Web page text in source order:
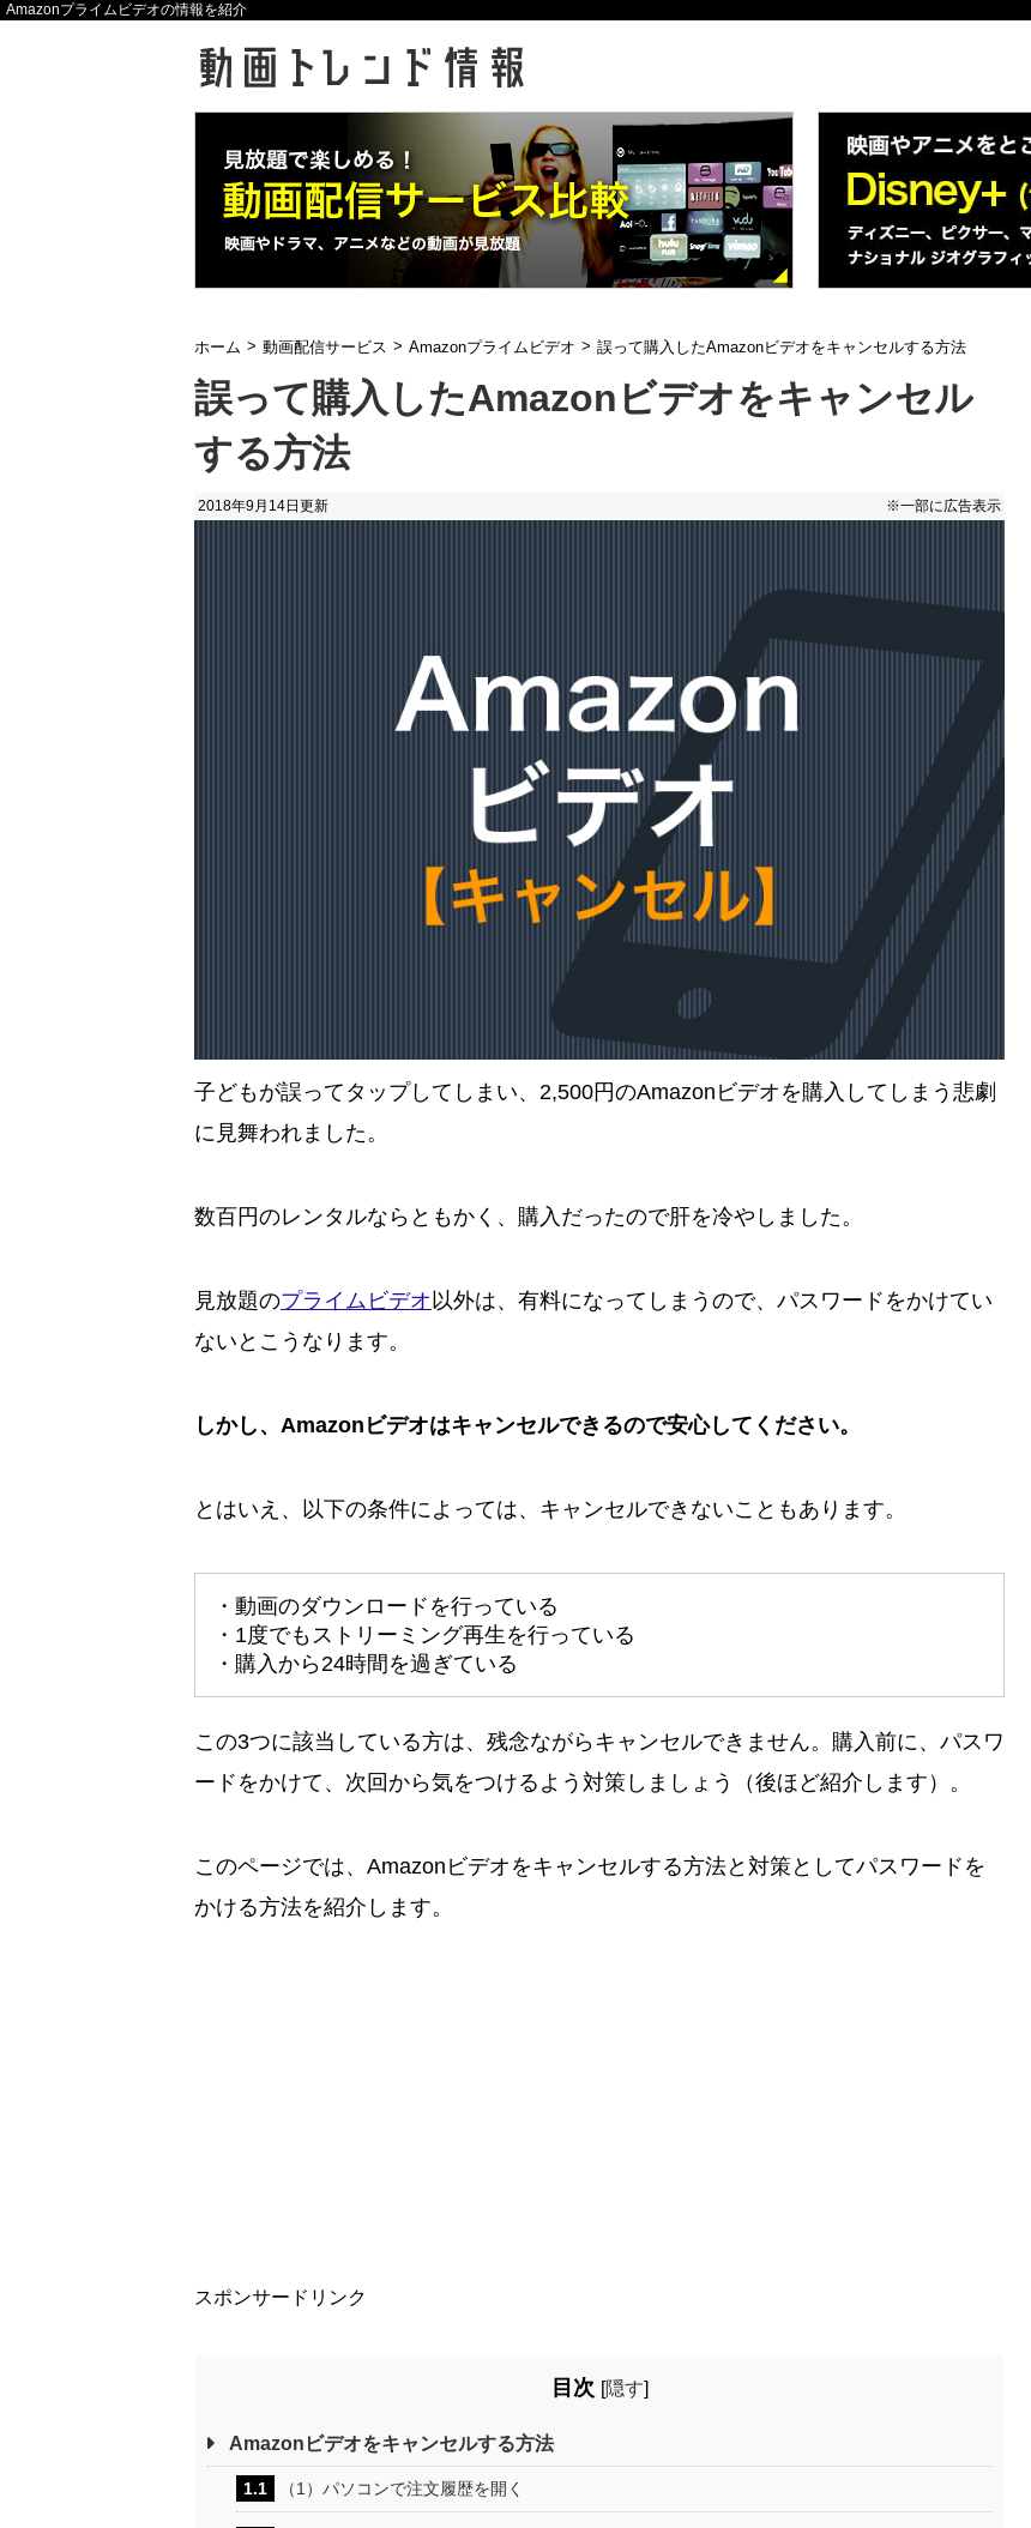
Amazonプライムビデオの情報を紹介
ホーム > 動画配信サービス > Amazonプライムビデオ > 誤って購入したAmazonビデオをキャンセルする方法
誤って購入したAmazonビデオをキャンセル
する方法
2018年9月14日 更新 ※一部に広告表示
子どもが誤ってタップしてしまい、2,500円のAmazonビデオを購入してしまう悲劇
に見舞われました。
数百円のレンタルならともかく、購入だったので肝を冷やしました。
見放題のプライムビデオ以外は、有料になってしまうので、パスワードをかけてい
ないとこうなります。
しかし、Amazonビデオはキャンセルできるので安心してください。
とはいえ、以下の条件によっては、キャンセルできないこともあります。
・動画のダウンロードを行っている
・1度でもストリーミング再生を行っている
・購入から24時間を過ぎている
この3つに該当している方は、残念ながらキャンセルできません。購入前に、パスワ
ードをかけて、次回から気をつけるよう対策しましょう（後ほど紹介します）。
このページでは、Amazonビデオをキャンセルする方法と対策としてパスワードを
かける方法を紹介します。
スポンサードリンク
目次 [隠す]
Amazonビデオをキャンセルする方法
1.1 （1）パソコンで注文履歴を開く